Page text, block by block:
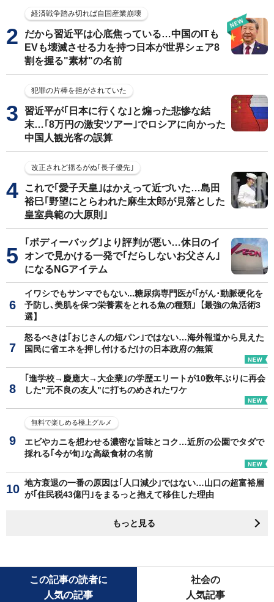
経済戦争踏み切れば自国産業崩壊
だから習近平は心底焦っている…中国のITも
EVも壊滅させる力を持つ日本が世界シェア8
割を握る"素材"の名前
犯罪の片棒を担がされていた
習近平が｢日本に行くな｣と煽った悲惨な結
末…｢8万円の激安ツアー｣でロシアに向かった
中国人観光客の誤算
改正されど揺るがぬ｢長子優先｣
これで｢愛子天皇｣はかえって近づいた…島田
裕巳｢野望にとらわれた麻生太郎が見落とした
皇室典範の大原則｣
｢ボディーバッグ｣より評判が悪い…休日のイ
オンで見かける一発で｢だらしないお父さん｣
になるNGアイテム
イワシでもサンマでもない...糖尿病専門医が｢がん･動脈硬化を
予防し､美肌を保つ栄養素をとれる魚の種類｣【最強の魚活術3
選】
怒るべきは｢おじさんの短パン｣ではない…海外報道から見えた
国民に省エネを押し付けるだけの日本政府の無策
｢進学校→慶應大→大企業｣の学歴エリートが10数年ぶりに再会
した"元不良の友人"に打ちのめされたワケ
無料で楽しめる極上グルメ
エビやカニを想わせる濃密な旨味とコク…近所の公園でタダで
採れる｢今が旬｣な高級食材の名前
地方衰退の一番の原因は｢人口減少｣ではない…山口の超富裕層
が｢住民税43億円｣をまるっと抱えて移住した理由
もっと見る
この記事の読者に
人気の記事
社会の
人気記事